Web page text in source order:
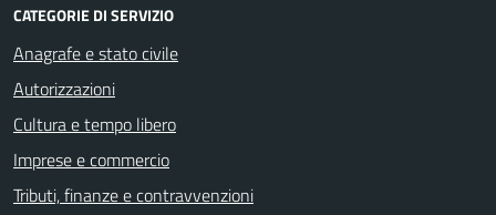
CATEGORIE DI SERVIZIO
Anagrafe e stato civile
Autorizzazioni
Cultura e tempo libero
Imprese e commercio
Tributi, finanze e contravvenzioni